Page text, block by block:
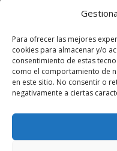
Para ofrecer las mejores
cookies para almacenar y/o
consentimiento de estas
como el comportamiento de
en este sitio. No consentir o
negativamente a ciertas
Web convento
Web diferentes
Terminos de uso